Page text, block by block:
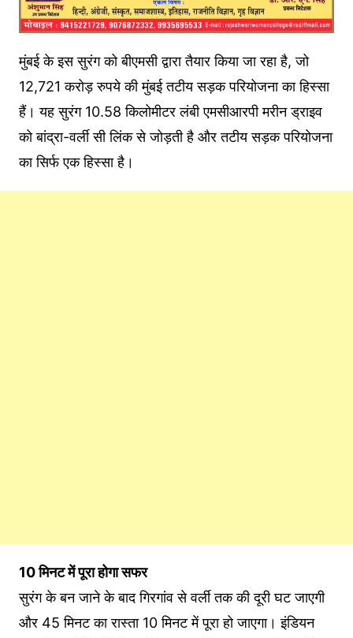
मुंबई के इस सुरंग को बीएमसी द्वारा तैयार किया जा रहा है, जो
12,721 करोड़ रुपये की मुंबई तटीय सड़क परियोजना का हिस्सा
हैं। यह सुरंग 10.58 किलोमीटर लंबी एमसीआरपी मरीन ड्राइव
को बांद्रा-वर्ली सी लिंक से जोड़ती है और तटीय सड़क परियोजना
का सिर्फ एक हिस्सा है।
10 मिनट में पूरा होगा सफर
सुरंग के बन जाने के बाद गिरगांव से वर्ली तक की दूरी घट जाएगी
और 45 मिनट का रास्ता 10 मिनट में पूरा हो जाएगा। इंडियन